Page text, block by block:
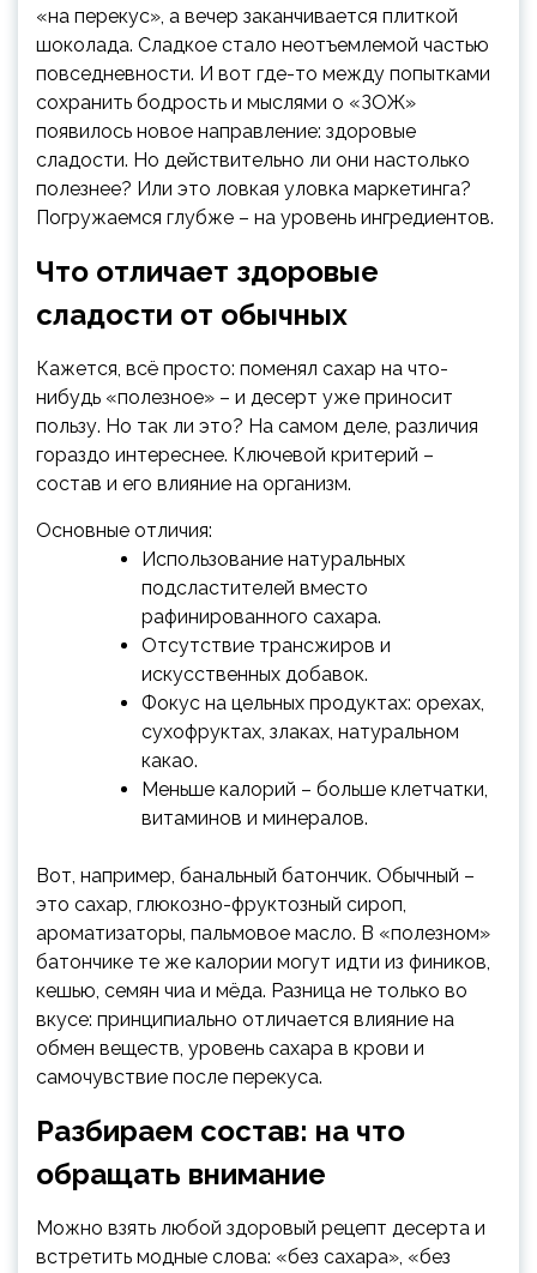
«на перекус», а вечер заканчивается плиткой
шоколада. Сладкое стало неотъемлемой частью
повседневности. И вот где-то между попытками
сохранить бодрость и мыслями о «ЗОЖ»
появилось новое направление: здоровые
сладости. Но действительно ли они настолько
полезнее? Или это ловкая уловка маркетинга?
Погружаемся глубже – на уровень ингредиентов.
Что отличает здоровые
сладости от обычных
Кажется, всё просто: поменял сахар на что-
нибудь «полезное» – и десерт уже приносит
пользу. Но так ли это? На самом деле, различия
гораздо интереснее. Ключевой критерий –
состав и его влияние на организм.
Основные отличия:
Использование натуральных
подсластителей вместо
рафинированного сахара.
Отсутствие трансжиров и
искусственных добавок.
Фокус на цельных продуктах: орехах,
сухофруктах, злаках, натуральном
какао.
Меньше калорий – больше клетчатки,
витаминов и минералов.
Вот, например, банальный батончик. Обычный –
это сахар, глюкозно-фруктозный сироп,
ароматизаторы, пальмовое масло. В «полезном»
батончике те же калории могут идти из фиников,
кешью, семян чиа и мёда. Разница не только во
вкусе: принципиально отличается влияние на
обмен веществ, уровень сахара в крови и
самочувствие после перекуса.
Разбираем состав: на что
обращать внимание
Можно взять любой здоровый рецепт десерта и
встретить модные слова: «без сахара», «без